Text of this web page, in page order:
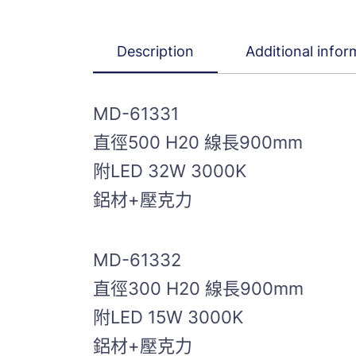
Description Additional
MD-61331
直徑500 H20 線長900mm
附LED 32W 3000K
鋁材+壓克力
MD-61332
直徑300 H20 線長900mm
附LED 15W 3000K
鋁材+壓克力